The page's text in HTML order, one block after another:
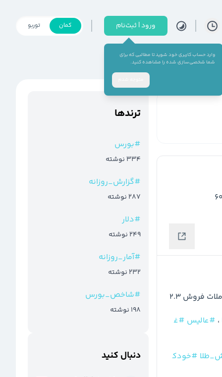
ورود | ثبت‌نام
وارد حساب کاربری خود شوید تا مطالبی که برای
شما شخصی‌سازی شده را مشاهده کنید.
کمان توربو
، #عالیس #غ
#خودک
ترند‌ها
#بورس
334 نوشته
#گزارش_روزانه
287 نوشته
#دلار
249 نوشته
#آمار_روزانه
232 نوشته
#شاخص_بورس
198 نوشته
دنبال کنید